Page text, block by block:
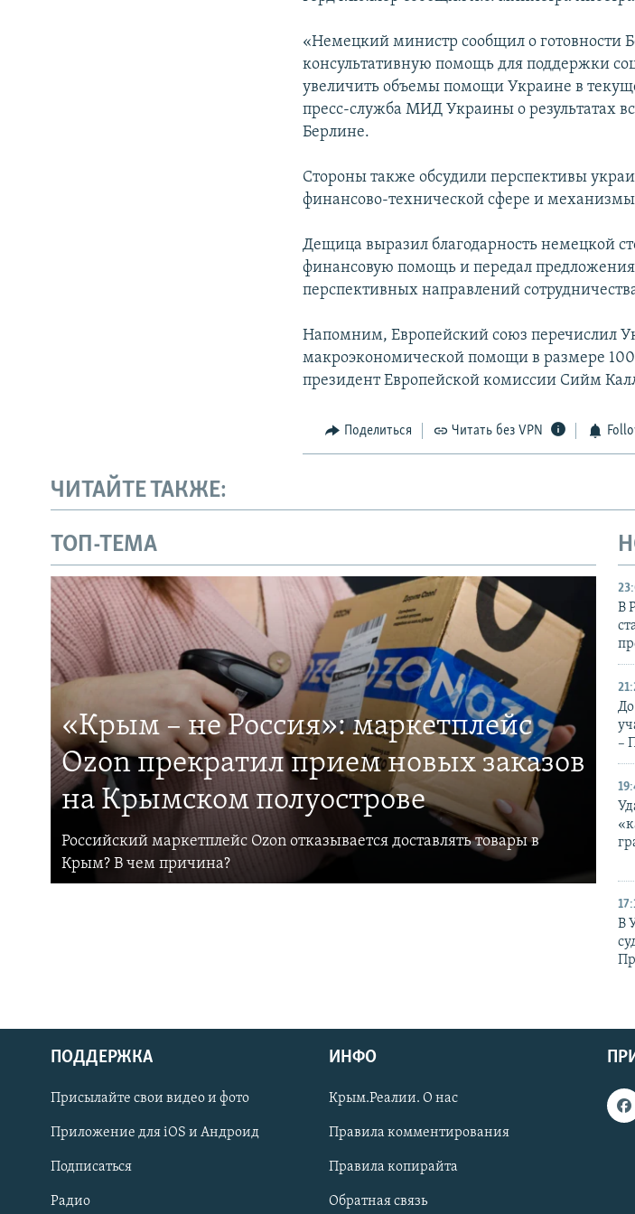
Українською
Qırımtatar
ПРИСОЕДИНЯЙТЕСЬ!
«Немецкий министр сообщил о готовности
консультативную помощь для поддержки
увеличить объемы помощи Украине в
пресс-служба МИД Украины о результатах
Берлине.
Стороны также обсудили перспективы
финансово-технической сфере и
Дещица выразил благодарность немецкой
финансовую помощь и передал
перспективных направлений
Напомним, Европейский союз перечислил
макроэкономической помощи в размере
президент Европейской комиссии Сийм
Поделиться Читать без VPN
ЧИТАЙТЕ ТАКЖЕ:
ТОП-ТЕМА
«Крым – не Россия»: маркетплейс
Ozon прекратил прием новых заказов
на Крымском полуострове
Российский маркетплейс Ozon отказывается доставлять товары в
Крым? В чем причина?
В
–
В
ПОДДЕРЖКА
Присылайте свои видео и фото
Приложение для iOS и Андроид
Подписаться
Радио
ИНФО
Крым.Реалии. О нас
Правила комментирования
Правила копирайта
Обратная связь